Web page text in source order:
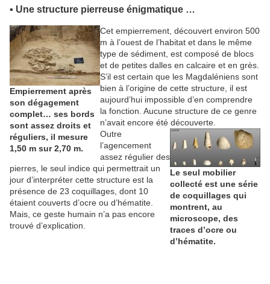
▪ Une structure pierreuse énigmatique …
Empierrement après
son dégagement
complet… ses bords
sont assez droits et
réguliers, il mesure
1,50 m sur 2,70 m.
Cet empierrement, découvert environ 500
m à l’ouest de l’habitat et dans le même
type de sédiment, est composé de blocs
et de petites dalles en calcaire et en grès.
S’il est certain que les Magdaléniens sont
bien à l’origine de cette structure, il est
aujourd’hui impossible d’en comprendre
la fonction. Aucune structure de ce genre
n’avait encore été découverte.
Le seul mobilier
collecté est une série
de coquillages qui
montrent, au
microscope, des
traces d’ocre ou
d’hématite.
Outre
l’agencement
assez régulier des
pierres, le seul indice qui permettrait un
jour d’interpréter cette structure est la
présence de 23 coquillages, dont 10
étaient couverts d’ocre ou d’hématite.
Mais, ce geste humain n’a pas encore
trouvé d’explication.